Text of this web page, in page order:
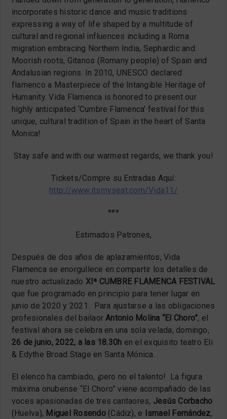
incorporates historic dance and music traditions
expressing a way of life shaped by a multitude of
cultural and regional influences including a Roma
migration embracing Northern India, Sephardic and
Moorish roots, Gitanos (Romany people) of Spain and
Andalusian regions. In 2010, UNESCO declared
flamenco a Masterpiece of the Intangible Heritage of
Humanity. Vida Flamenca is honored to present our
highly anticipated ‘Cumbre Flamenca’ festival for this
unique, cultural tradition of Spain in the heart of Santa
Monica!
Stay safe and with our warmest regards, we thank you!
Tickets/Compre su Entradas Aquí:
http://www.itsmyseat.com/Vida11/
***
Estimados Patrones,
Después de dos años de aplazamientos, Vida
Flamenca se enorgullece en compartir los detalles de
nuestro actualizado XIª CUMBRE FLAMENCA FESTIVAL
que fue programado en principio para tener lugar en
junio de 2020 y 2021. Para ajustarse a las obligaciones
profesionales del bailaorAntonio Molina “El Choro”, el
festival ahora se celebra en una sola velada, domingo,
26 de junio, 2022, a las 18.30h en el exquisito teatro Eli
& Edythe Broad Stage en Santa Mónica.
El elenco ha cambiado, ¡pero no el talento! La figura
máxima onubense “El Choro” viene acompañado de las
voces apasionadas de tres cantaores, Jesús Corbacho
(Huelva), Miguel Rosendo(Cádiz), e Ismael Fernández,